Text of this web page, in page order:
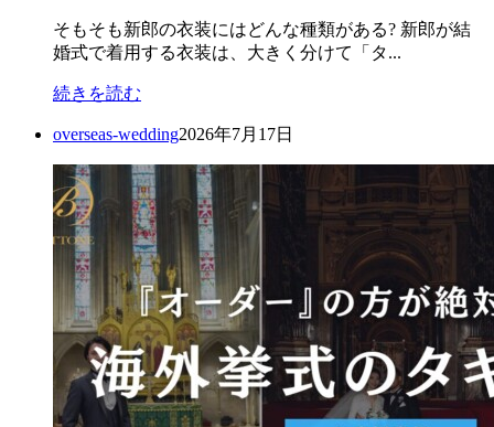
そもそも新郎の衣装にはどんな種類がある? 新郎が結
婚式で着用する衣装は、大きく分けて「タ...
続きを読む
overseas-wedding2026年7月17日